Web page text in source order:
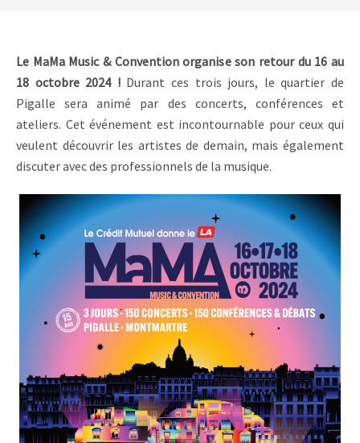
Le MaMa Music & Convention organise son retour du 16 au
18 octobre 2024 ! Durant ces trois jours, le quartier de
Pigalle sera animé par des concerts, conférences et
ateliers. Cet événement est incontournable pour ceux qui
veulent découvrir les artistes de demain, mais également
discuter avec des professionnels de la musique.